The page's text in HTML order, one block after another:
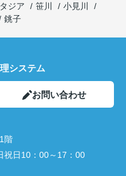
ジア 笹川
小見川
銚子
システム
お問い合わせ
階
日10：00～17：00